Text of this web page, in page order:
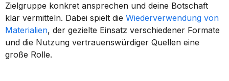
Zielgruppe konkret ansprechen und deine Botschaft
klar vermitteln. Dabei spielt die Wiederverwendung von
Materialien, der gezielte Einsatz verschiedener Formate
und die Nutzung vertrauenswürdiger Quellen eine
große Rolle.